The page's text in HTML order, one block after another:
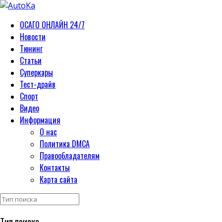
ОСАГО ОНЛАЙН 24/7
Новости
Тюнинг
Статьи
Суперкары
Тест-драйв
Спорт
Видео
Информация
О нас
Политика DMCA
Правообладателям
Контакты
Карта сайта